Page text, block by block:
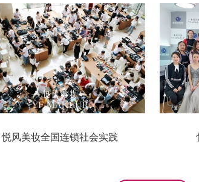
悦风美妆全国连锁社会实践